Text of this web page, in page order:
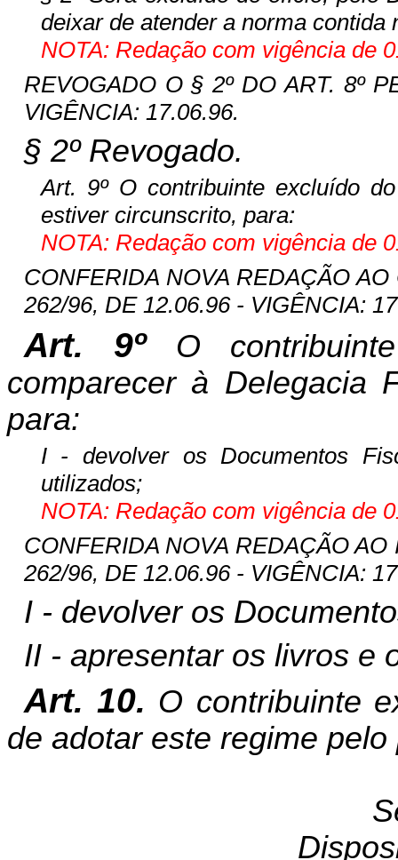
deixar de atender a norma contida
NOTA: Redação com vigência de
REVOGADO O § 2º DO ART. 8º
VIGÊNCIA: 17.06.96.
§ 2º Revogado.
Art. 9º O contribuinte excluído
estiver circunscrito, para:
NOTA: Redação com vigência de
CONFERIDA NOVA REDAÇÃO AO
262/96, DE 12.06.96 - VIGÊNCIA:
Art. 9º O
comparecer à Delegacia
para:
I - devolver os Documentos
utilizados;
NOTA: Redação com vigência de
CONFERIDA NOVA REDAÇÃO AO
262/96, DE 12.06.96 - VIGÊNCIA:
I - devolver os
II - apresentar os livros e
Art. 10. O contribuinte
de adotar este regime